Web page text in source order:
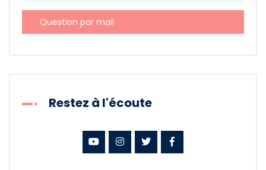
Question par mail
Restez à l'écoute